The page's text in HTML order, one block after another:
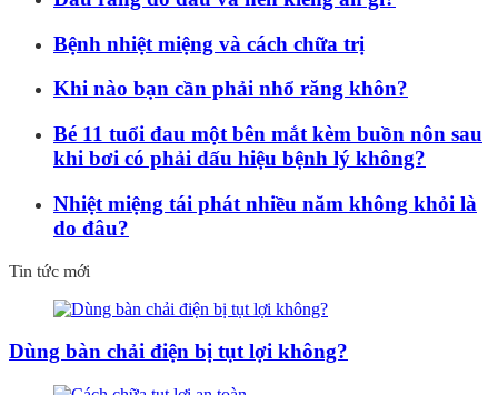
Bệnh nhiệt miệng và cách chữa trị
Khi nào bạn cần phải nhổ răng khôn?
Bé 11 tuổi đau một bên mắt kèm buồn nôn sau
khi bơi có phải dấu hiệu bệnh lý không?
Nhiệt miệng tái phát nhiều năm không khỏi là
do đâu?
Tin tức mới
Dùng bàn chải điện bị tụt lợi không?